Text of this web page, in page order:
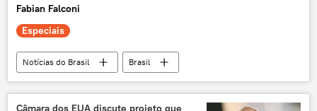
Fabian Falconi
Especiais
Notícias do Brasil
Brasil
Ministério da Saúde
PT
exclusiva
Nísia Trindade
Alexandre Padilha
Câmara dos EUA discute projeto que